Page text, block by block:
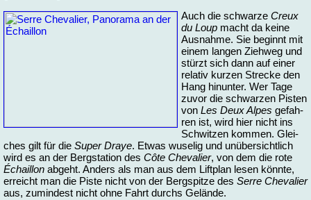
Auch die schwar­ze Creux
du Loup macht da kei­ne
Aus­nah­me. Sie be­ginnt mit
ei­nem lan­gen Zieh­weg und
stürzt sich dann auf ei­ner
re­la­tiv kur­zen Stre­cke den
Hang hin­un­ter. Wer Ta­ge
zu­vor die schwar­zen Pis­ten
von Les Deux Al­pes ge­fah­
ren ist, wird hier nicht ins
Schwit­zen kom­men. Glei­
ches gilt für die Su­per Draye. Et­was wu­se­lig und un­über­sicht­lich
wird es an der Berg­sta­ti­on des Côte Che­va­lier, von dem die ro­te
Échail­lon ab­ge­ht. An­ders als man aus dem Lift­plan le­sen könn­te,
er­reicht man die Pis­te nicht von der Berg­spit­ze des Ser­re Che­va­lier
aus, zu­min­dest nicht oh­ne Fahrt durchs Ge­län­de.